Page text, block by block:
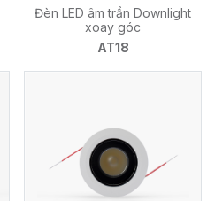
Đèn LED âm trần Downlight
xoay góc
AT18